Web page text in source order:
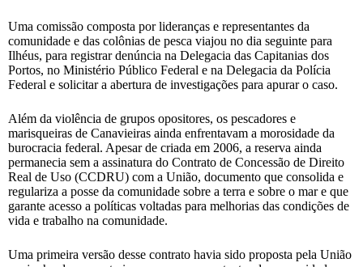
Uma comissão composta por lideranças e representantes da
comunidade e das colônias de pesca viajou no dia seguinte para
Ilhéus, para registrar denúncia na Delegacia das Capitanias dos
Portos, no Ministério Público Federal e na Delegacia da Polícia
Federal e solicitar a abertura de investigações para apurar o caso.
Além da violência de grupos opositores, os pescadores e
marisqueiras de Canavieiras ainda enfrentavam a morosidade da
burocracia federal. Apesar de criada em 2006, a reserva ainda
permanecia sem a assinatura do Contrato de Concessão de Direito
Real de Uso (CCDRU) com a União, documento que consolida e
regulariza a posse da comunidade sobre a terra e sobre o mar e que
garante acesso a políticas voltadas para melhorias das condições de
vida e trabalho na comunidade.
Uma primeira versão desse contrato havia sido proposta pela União